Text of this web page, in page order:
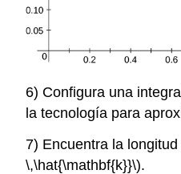
6) Configura una
la tecnología para
7) Encuentra la
\,\hat{\mathbf{k}}\).